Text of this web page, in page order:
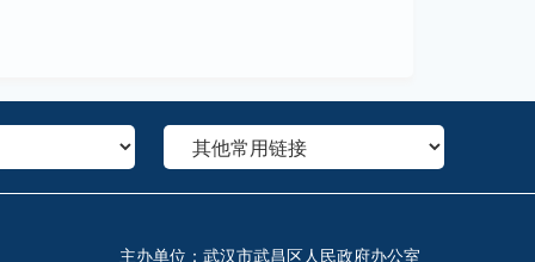
主办单位：武汉市武昌区人民政府办公室